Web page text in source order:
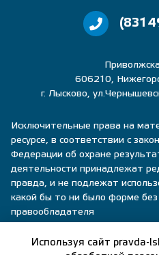
606210,
г. Лысково,
Исключительные права на
ресурсе, в соответствии с
Федерации об охране
деятельности принадлежат
правда, и не подлежат
какой бы то ни было форме
правообладателя
Политика
Используя сайт pravda-